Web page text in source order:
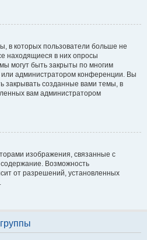
в которых пользователи больше не
находящиеся в них опросы
могут быть закрыты по многим
администратором конференции. Вы
закрывать созданные вами темы, в
вам администратором
изображения, связанные с
Возможность
от разрешений, установленных